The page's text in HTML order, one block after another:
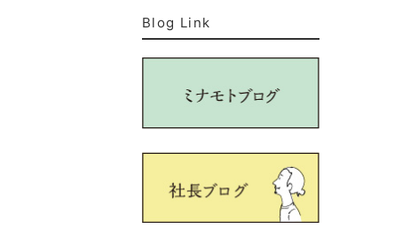
Blog Link